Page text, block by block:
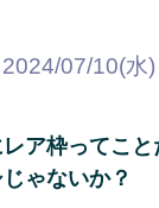
2024/07/10(水
ア枠ってこと
ゃないか？